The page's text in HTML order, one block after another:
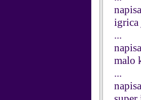
igrica
...
malo
...